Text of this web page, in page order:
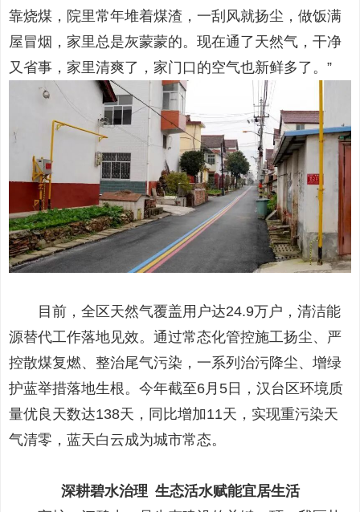
靠烧煤，院里常年堆着煤渣，一刮风就扬尘，做饭满
屋冒烟，家里总是灰蒙蒙的。现在通了天然气，干净
又省事，家里清爽了，家门口的空气也新鲜多了。”
目前，全区天然气覆盖用户达24.9万户，清洁能
源替代工作落地见效。通过常态化管控施工扬尘、严
控散煤复燃、整治尾气污染，一系列治污降尘、增绿
护蓝举措落地生根。今年截至6月5日，汉台区环境质
量优良天数达138天，同比增加11天，实现重污染天
气清零，蓝天白云成为城市常态。
深耕碧水治理 生态活水赋能宜居生活